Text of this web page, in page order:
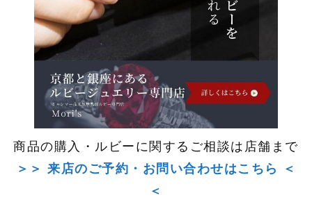
商品の購入・ルビーに関するご相談は店舗まで
＞＞ 来店のご予約・お問い合わせはこちら ＜
＜